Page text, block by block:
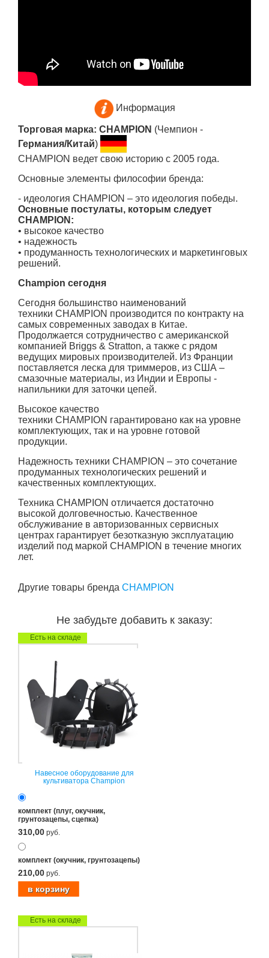
Информация
Торговая марка: CHAMPION (Чемпион -
Германия/Китай)
CHAMPION ведет свою историю с 2005 года.
Основные элементы философии бренда:
- идеология CHAMPION – это идеология победы.
Основные постулаты, которым следует
CHAMPION:
• высокое качество
• надежность
• продуманность технологических и маркетинговых
решений.
Champion сегодня
Сегодня большинство наименований
техники CHAMPION производится по контракту на
самых современных заводах в Китае.
Продолжается сотрудничество с американской
компанией Briggs & Stratton, а также с рядом
ведущих мировых производителей. Из Франции
поставляется леска для триммеров, из США –
смазочные материалы, из Индии и Европы -
напильники для заточки цепей.
Высокое качество
техники CHAMPION гарантировано как на уровне
комплектующих, так и на уровне готовой
продукции.
Надежность техники CHAMPION – это сочетание
продуманных технологических решений и
качественных комплектующих.
Техника CHAMPION отличается достаточно
высокой долговечностью. Качественное
обслуживание в авторизованных сервисных
центрах гарантирует безотказную эксплуатацию
изделий под маркой CHAMPION в течение многих
лет.
Другие товары бренда CHAMPION
Не забудьте добавить к заказу:
Есть на складе
Навесное оборудование для
культиватора Champion
комплект (плуг, окучник,
грунтозацепы, сцепка)
310,00 руб.
комплект (окучник, грунтозацепы)
210,00 руб.
Есть на складе